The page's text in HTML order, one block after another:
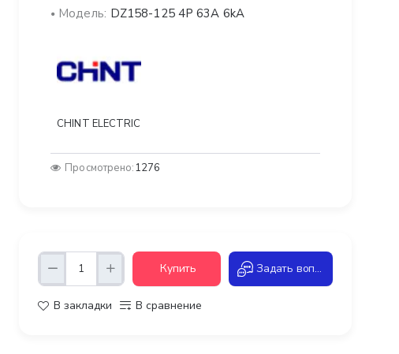
Модель: DZ158-125 4P 63A 6kA
CHINT ELECTRIC
Просмотрено:1276
Купить Задать вопрос
В закладки В сравнение